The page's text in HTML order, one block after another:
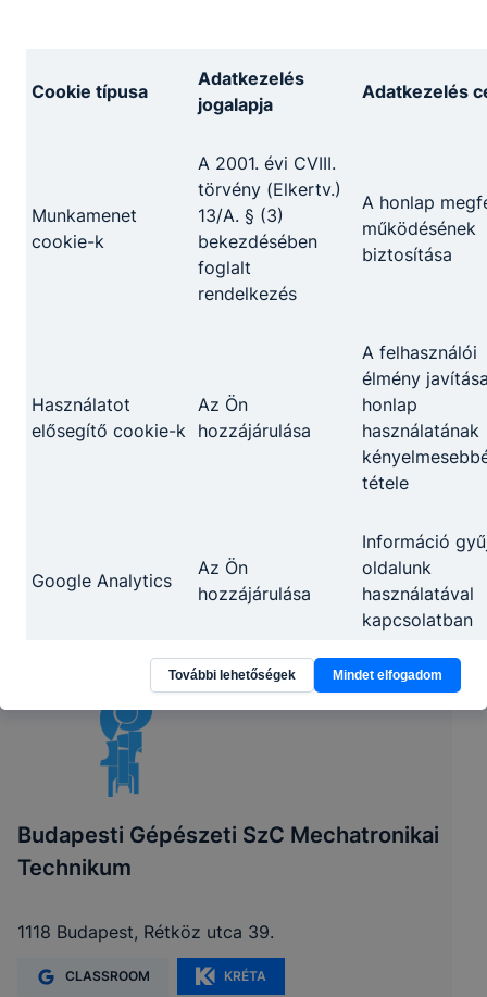
Partnereink
Budapesti Gépészeti SzC Mechatronikai
Technikum
1118 Budapest, Rétköz utca 39.
CLASSROOM KRÉTA
Cookie típusa
Adatkezelés
jogalapja
Adatkezelés
Munkamenet
cookie-k
A 2001. évi CVIII.
törvény (Elkertv.)
13/A. § (3)
bekezdésében
foglalt
rendelkezés
A honlap
működésének
biztosítása
Használatot
elősegítő cookie-k
Az Ön
hozzájárulása
A felhasználói
élmény
honlap
használatának
tétele
Google Analytics
Az Ön
hozzájárulása
Információ
oldalunk
használatával
kapcsolatban
Az adatkezelés, jogalapja, időtartama, adatkezelő
személye, érintett jogai
A cookie-k használatakor alkalmazott
hozzájárulása, melyet az érintett aktív,
tevőleges magatartásával, az „elfogadom”
felugrásakor.
A cookie-k használatakor alkalmazott
adatkezelés időtartama :Sütinként eltérően a
További lehetőségek Mindet elfogadom